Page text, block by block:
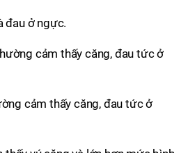
đau ở ngực.
cảm thấy căng, đau tức ở